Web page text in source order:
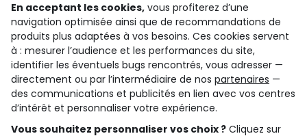
qui sommes-nous ?
besoin d'aide ?
le club fidélité
notre catalogue
En acceptant les cookies, vous profiterez d’une
navigation optimisée ainsi que de recommandations de
produits plus adaptées à vos besoins. Ces cookies servent
à : mesurer l’audience et les performances du site,
identifier les éventuels bugs rencontrés, vous adresser —
directement ou par l’intermédiaire de nos partenaires —
des communications et publicités en lien avec vos centres
d’intérêt et personnaliser votre expérience.
Vous souhaitez personnaliser vos choix ? Cliquez sur